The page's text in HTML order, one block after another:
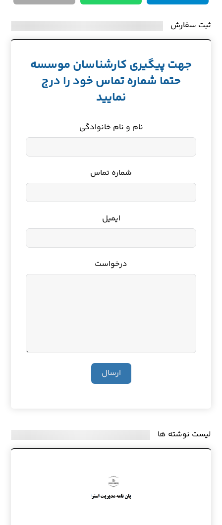
ثبت سفارش
جهت پیگیری کارشناسان موسسه
حتما شماره تماس خود را درج
نمایید
نام و نام خانوادگی
شماره تماس
ایمیل
درخواست
ارسال
لیست نوشته ها